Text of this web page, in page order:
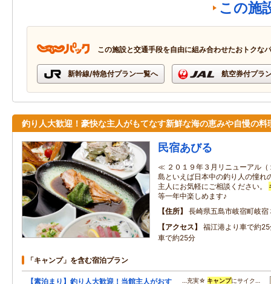
この施
この施設と交通手段を自由に組み合わせたおトクな
新幹線/特急付プラン一覧へ 航空券付プラ
釣り人大歓迎！豪快な主人がもてなす新鮮な海の恵みや自慢の料
民宿あびる
≪ ２０１９年３月リニューアル
島といえば日本中の釣り人の憧れ
主人にお気軽にご相談ください。
等一年中楽しめます♪
住所
長崎県五島市岐宿町岐宿
アクセス
福江港より車で約
車で約25分
「キャンプ」を含む宿泊プラン
【素泊まり】釣り人大歓迎！当館主人がおす
…充実☆ キャンプにサイク…